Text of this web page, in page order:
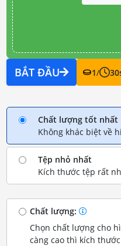
BẮT ĐẦU 1/ 30
Chất lượng tốt nhất
Không khác biệt về
Tệp nhỏ nhất
Kích thước tệp rất
Chất lượng:
Chọn chất lượng cho
càng cao thì kích